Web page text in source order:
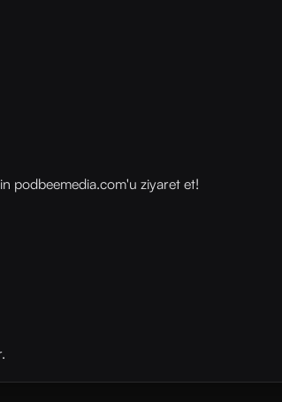
⁠⁠podbeemedia.com⁠⁠'u ziyaret et!